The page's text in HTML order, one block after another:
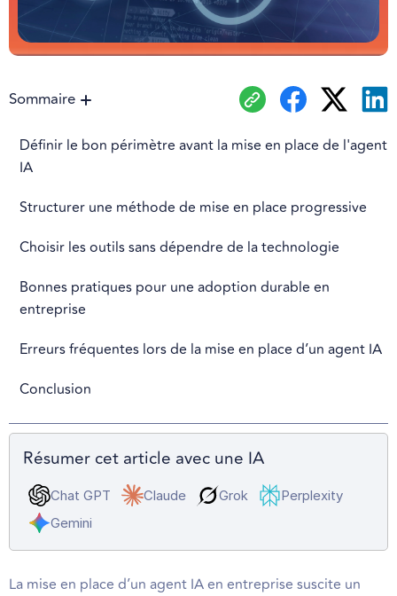
Sommaire
Définir le bon périmètre avant la mise en place de l'agent
IA
Structurer une méthode de mise en place progressive
Choisir les outils sans dépendre de la technologie
Bonnes pratiques pour une adoption durable en
entreprise
Erreurs fréquentes lors de la mise en place d’un agent IA
Conclusion
Résumer cet article avec une IA
Chat GPT Claude Grok
Perplexity
Gemini
La mise en place d’un agent IA en entreprise suscite un